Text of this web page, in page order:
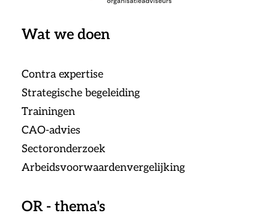
Wat we doen
Contra expertise
Strategische begeleiding
Trainingen
CAO-advies
Sectoronderzoek
Arbeidsvoorwaardenvergelijking
OR - thema's